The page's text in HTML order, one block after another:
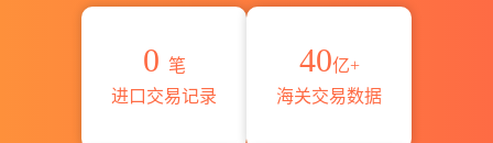
0 笔
进口交易记录
40亿+
海关交易数据